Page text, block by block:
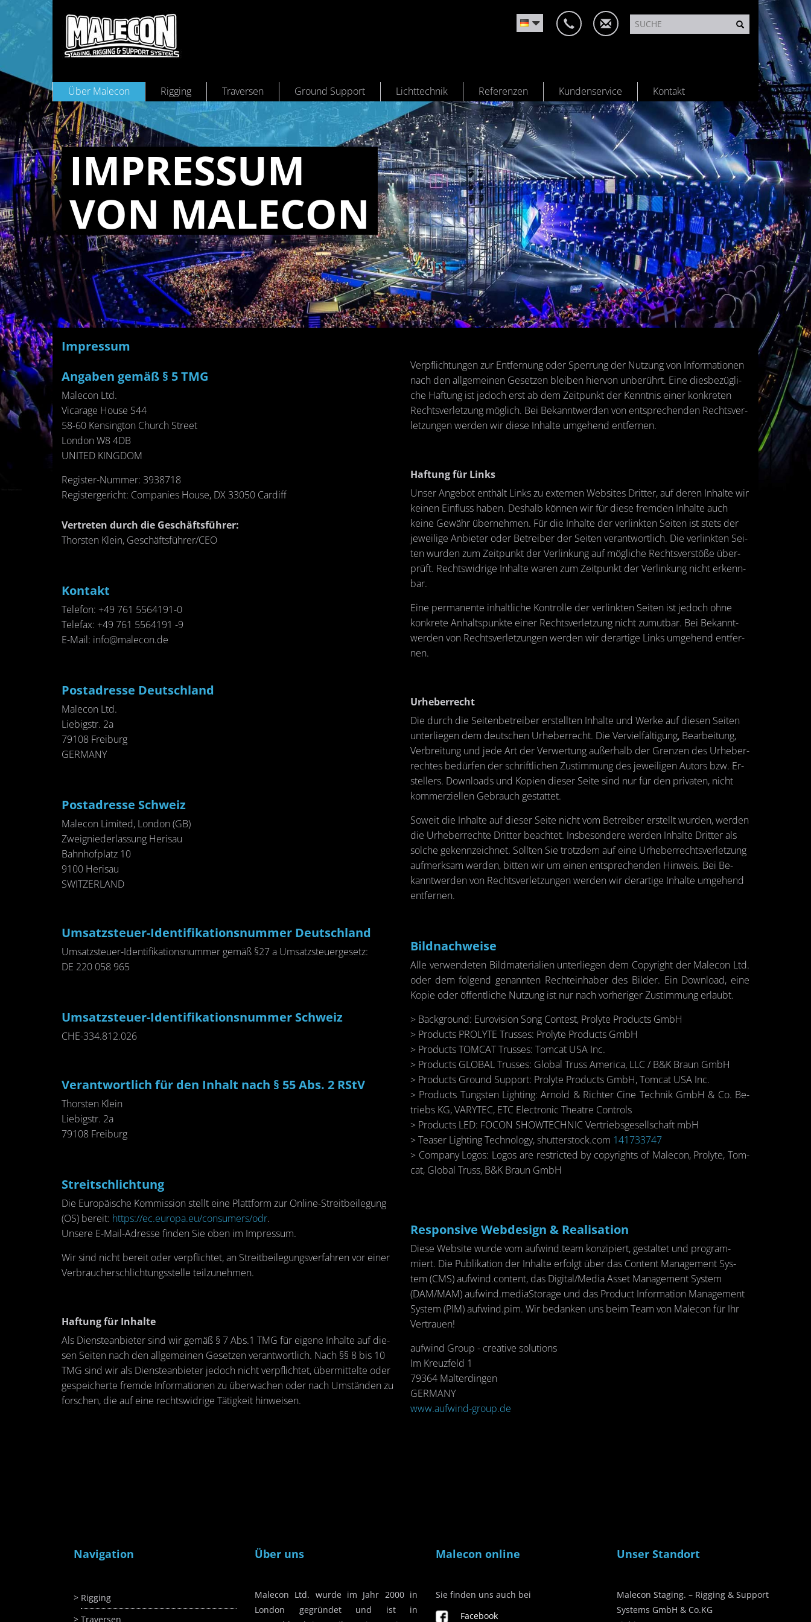
Über Malecon Rigging Traversen Ground Support Lichttechnik Referenzen Kundenservice Kontakt
IM­PRES­SUM
VON MALE­CON
Im­pres­sum
An­ga­ben gemäß § 5 TMG
Male­con Ltd.
Vi­ca­ra­ge House S44
58-60 Ken­sing­ton Church Street
Lon­don W8 4DB
UNITED KING­DOM
Re­gis­ter-Num­mer: 3938718
Re­gis­ter­ge­richt: Com­pa­nies House, DX 33050 Car­diff
Ver­tre­ten durch die Ge­schäfts­füh­rer:
Thors­ten Klein, Ge­schäfts­füh­rer/CEO
Kon­takt
Te­le­fon: +49 761 5564191-0
Te­le­fax: +49 761 5564191 -9
E-Mail: info@​malecon.​de
Post­adres­se Deutsch­land
Male­con Ltd.
Lie­big­s­tr. 2a
79108 Frei­burg
GER­MA­NY
Post­adres­se Schweiz
Male­con Li­mi­ted, Lon­don (GB)
Zweig­nie­der­las­sung He­ri­sau
Bahn­hof­platz 10
9100 He­ri­sau
SWIT­Z­ER­LAND
Um­satz­steu­er-Iden­ti­fi­ka­ti­ons­num­mer Deutsch­land
Um­satz­steu­er-Iden­ti­fi­ka­ti­ons­num­mer gemäß §27 a Um­satz­steu­er­ge­setz:
DE 220 058 965
Um­satz­steu­er-Iden­ti­fi­ka­ti­ons­num­mer Schweiz
CHE-334.812.026
Ver­ant­wort­lich für den In­halt nach § 55 Abs. 2 RStV
Thors­ten Klein
Lie­big­s­tr. 2a
79108 Frei­burg
Streit­schlich­tung
Die Eu­ro­päi­sche Kom­mis­si­on stellt eine Platt­form zur On­line-Streit­bei­le­gung
(OS) be­reit: https://​ec.​europa.​eu/​consumers/​odr.
Un­se­re E-Mail-Adres­se fin­den Sie oben im Im­pres­sum.
Wir sind nicht be­reit oder ver­pflich­tet, an Streit­bei­le­gungs­ver­fah­ren vor einer
Ver­brau­cher­schlich­tungs­stel­le teil­zu­neh­men.
Haf­tung für In­hal­te
Als Diens­te­an­bie­ter sind wir gemäß § 7 Abs.1 TMG für ei­ge­ne In­hal­te auf die­
sen Sei­ten nach den all­ge­mei­nen Ge­set­zen ver­ant­wort­lich. Nach §§ 8 bis 10
TMG sind wir als Diens­te­an­bie­ter je­doch nicht ver­pflich­tet, über­mit­tel­te oder
ge­spei­cher­te frem­de In­for­ma­tio­nen zu über­wa­chen oder nach Um­stän­den zu
for­schen, die auf eine rechts­wid­ri­ge Tä­tig­keit hin­wei­sen.
Ver­pflich­tun­gen zur Ent­fer­nung oder Sper­rung der Nut­zung von In­for­ma­tio­nen
nach den all­ge­mei­nen Ge­set­zen blei­ben hier­von un­be­rührt. Eine dies­be­züg­li­
che Haf­tung ist je­doch erst ab dem Zeit­punkt der Kennt­nis einer kon­kre­ten
Rechts­ver­let­zung mög­lich. Bei Be­kannt­wer­den von ent­spre­chen­den Rechts­ver­
let­zun­gen wer­den wir diese In­hal­te um­ge­hend ent­fer­nen.
Haf­tung für Links
Unser An­ge­bot ent­hält Links zu ex­ter­nen Web­sites Drit­ter, auf deren In­hal­te wir
kei­nen Ein­fluss haben. Des­halb kön­nen wir für diese frem­den In­hal­te auch
keine Ge­währ über­neh­men. Für die In­hal­te der ver­link­ten Sei­ten ist stets der
je­wei­li­ge An­bie­ter oder Be­trei­ber der Sei­ten ver­ant­wort­lich. Die ver­link­ten Sei­
ten wur­den zum Zeit­punkt der Ver­lin­kung auf mög­li­che Rechts­ver­stö­ße über­
prüft. Rechts­wid­ri­ge In­hal­te waren zum Zeit­punkt der Ver­lin­kung nicht er­kenn­
bar.
Eine per­ma­nen­te in­halt­li­che Kon­trol­le der ver­link­ten Sei­ten ist je­doch ohne
kon­kre­te An­halts­punk­te einer Rechts­ver­let­zung nicht zu­mut­bar. Bei Be­kannt­
wer­den von Rechts­ver­let­zun­gen wer­den wir der­ar­ti­ge Links um­ge­hend ent­fer­
nen.
Ur­he­ber­recht
Die durch die Sei­ten­be­trei­ber er­stell­ten In­hal­te und Werke auf die­sen Sei­ten
un­ter­lie­gen dem deut­schen Ur­he­ber­recht. Die Ver­viel­fäl­ti­gung, Be­ar­bei­tung,
Ver­brei­tung und jede Art der Ver­wer­tung au­ßer­halb der Gren­zen des Ur­he­ber­
rech­tes be­dür­fen der schrift­li­chen Zu­stim­mung des je­wei­li­gen Au­tors bzw. Er­
stel­lers. Down­loads und Ko­pi­en die­ser Seite sind nur für den pri­va­ten, nicht
kom­mer­zi­el­len Ge­brauch ge­stat­tet.
So­weit die In­hal­te auf die­ser Seite nicht vom Be­trei­ber er­stellt wur­den, wer­den
die Ur­he­ber­rech­te Drit­ter be­ach­tet. Ins­be­son­de­re wer­den In­hal­te Drit­ter als
sol­che ge­kenn­zeich­net. Soll­ten Sie trotz­dem auf eine Ur­he­ber­rechts­ver­let­zung
auf­merk­sam wer­den, bit­ten wir um einen ent­spre­chen­den Hin­weis. Bei Be­
kannt­wer­den von Rechts­ver­let­zun­gen wer­den wir der­ar­ti­ge In­hal­te um­ge­hend
ent­fer­nen.
Bild­nach­wei­se
Alle ver­wen­de­ten Bild­ma­te­ria­li­en un­ter­lie­gen dem Co­py­right der Male­con Ltd.
oder dem fol­gend ge­nann­ten Rech­te­inha­ber des Bil­der. Ein Down­load, eine
Kopie oder öf­fent­li­che Nut­zung ist nur nach vor­he­ri­ger Zu­stim­mung er­laubt.
> Back­ground: Eu­ro­vi­si­on Song Con­test, Pr­o­ly­te Pro­ducts GmbH
> Pro­ducts PR­O­LY­TE Trus­ses: Pr­o­ly­te Pro­ducts GmbH
> Pro­ducts TOM­CAT Trus­ses: Tom­cat USA Inc.
> Pro­ducts GLO­BAL Trus­ses: Glo­bal Truss Ame­ri­ca, LLC / B&K Braun GmbH
> Pro­ducts Ground Sup­port: Pr­o­ly­te Pro­ducts GmbH, Tom­cat USA Inc.
> Pro­ducts Tungs­ten Light­ing: Ar­nold & Rich­ter Cine Tech­nik GmbH & Co. Be­
triebs KG, VA­RY­TEC, ETC Elec­tro­nic Thea­t­re Con­trols
> Pro­ducts LED: FOCON SHOW­TECH­NIC Ver­triebs­ge­sell­schaft mbH
> Teaser Light­ing Tech­no­lo­gy, shut­ter­stock.com 141733747
> Com­pa­ny Logos: Logos are re­stric­ted by co­py­rights of Male­con, Pr­o­ly­te, Tom­
cat, Glo­bal Truss, B&K Braun GmbH
Re­s­pon­sive Web­de­sign & Rea­li­sa­ti­on
Diese Web­site wurde vom auf­wind.team kon­zi­piert, ge­stal­tet und pro­gram­
miert. Die Pu­bli­ka­ti­on der In­hal­te er­folgt über das Con­tent Ma­nage­ment Sys­
tem (CMS) auf­wind.con­tent, das Di­gi­tal/Media Asset Ma­nage­ment Sys­tem
(DAM/MAM) auf­wind.me­di­aS­to­r­a­ge und das Pro­duct In­for­ma­ti­on Ma­nage­ment
Sys­tem (PIM) auf­wind.pim. Wir be­dan­ken uns beim Team von Male­con für Ihr
Ver­trau­en!
auf­wind Group - crea­ti­ve so­lu­ti­ons
Im Kreuz­feld 1
79364 Mal­ter­din­gen
GER­MA­NY
www.​aufwind-​group.​de
Navigation
Rigging
Traversen
Über uns
Malecon Ltd. wurde im Jahr 2000 in
London gegründet und ist in
Malecon online
Sie finden uns auch bei
Facebook
Unser Standort
Malecon Staging. – Rigging & Support
Systems GmbH & Co.KG